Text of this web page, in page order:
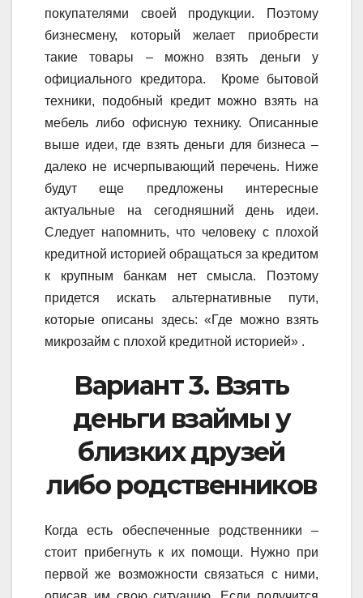
покупателями своей продукции. Поэтому
бизнесмену, который желает приобрести
такие товары – можно взять деньги у
официального кредитора. Кроме бытовой
техники, подобный кредит можно взять на
мебель либо офисную технику. Описанные
выше идеи, где взять деньги для бизнеса –
далеко не исчерпывающий перечень. Ниже
будут еще предложены интересные
актуальные на сегодняшний день идеи.
Следует напомнить, что человеку с плохой
кредитной историей обращаться за кредитом
к крупным банкам нет смысла. Поэтому
придется искать альтернативные пути,
которые описаны здесь: «Где можно взять
микрозайм с плохой кредитной историей» .
Вариант 3. Взять
деньги взаймы у
близких друзей
либо родственников
Когда есть обеспеченные родственники –
стоит прибегнуть к их помощи. Нужно при
первой же возможности связаться с ними,